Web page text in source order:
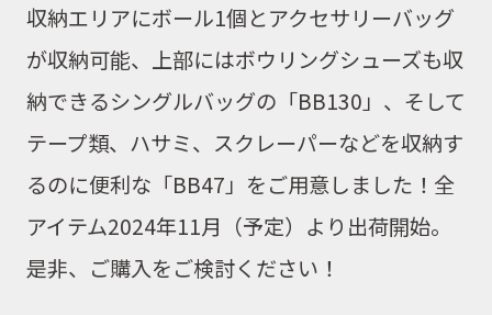
収納エリアにボール1個とアクセサリーバッグ
が収納可能、上部にはボウリングシューズも収
納できるシングルバッグの 「BB130」 、そして
テープ類、ハサミ、スクレーパーなどを収納す
るのに便利な 「BB47」 をご用意しました！全
アイテム2024年11月（予定）より出荷開始。
是非、ご購入をご検討ください！